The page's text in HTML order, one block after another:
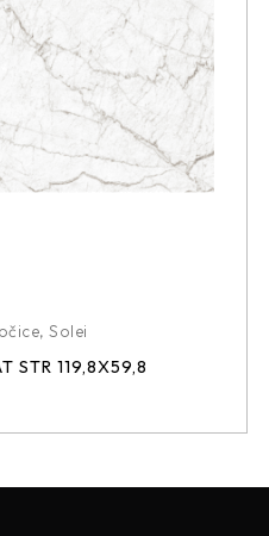
, Solei
STR 119,8X59,8